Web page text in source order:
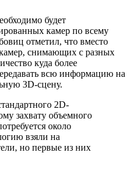
будет
камер по всему
отметил, что вместо
снимающих с разных
куда более
всю информацию на
3D-сцену.
2D-
захвату объемного
около
взяли на
но первые из них